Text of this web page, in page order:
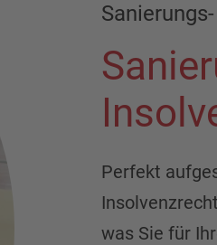
Perfekt
was Sie für